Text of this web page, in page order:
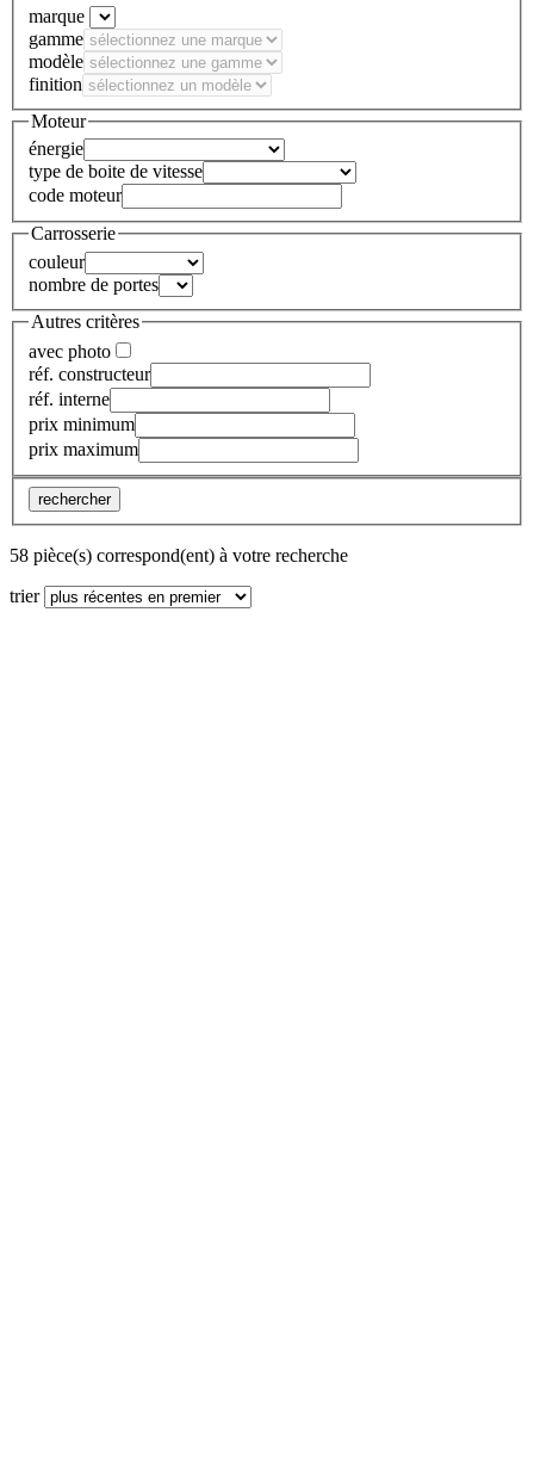
marque
gamme
modèle
finition
Moteur
énergie
type de boite de vitesse
code moteur
Carrosserie
couleur
nombre de portes
Autres critères
avec photo
réf. constructeur
réf. interne
prix minimum
prix maximum
rechercher
58 pièce(s) correspond(ent) à votre recherche
trier